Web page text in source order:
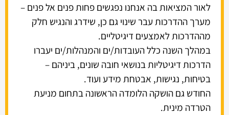
לאור המציאות בה אנחנו נפגשים פחות פנים אל פנים –
מערך ההדרכות עבר שינוי גם כן, שידרג והנגיש חלק
מההדרכות לאמצעים דיגיטליים.
במהלך השנה כלל העובדות/ים והמנהלות/ים יעברו
הדרכות דיגיטליות בנושאי חובה שונים, ביניהם –
בטיחות, נגישות, אבטחת מידע ועוד.
החודש גם הושקה הלומדה הראשונה בתחום מניעת
הטרדה מינית.